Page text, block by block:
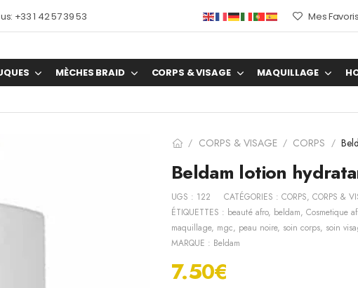
+33 1 42 57 39 53 Mes Favoris
MÈCHES BRAID CORPS & VISAGE MAQUILLAGE
/ CORPS & VISAGE / CORPS /
Beldam lotion
UGS : 122 CATÉGORIES : CORPS, CORPS &
ÉTIQUETTES : beauté afro, beldam, Cosmetique
maquillage, mgc, peau noire, soin corps, soin
MARQUE : Beldam
7.50€